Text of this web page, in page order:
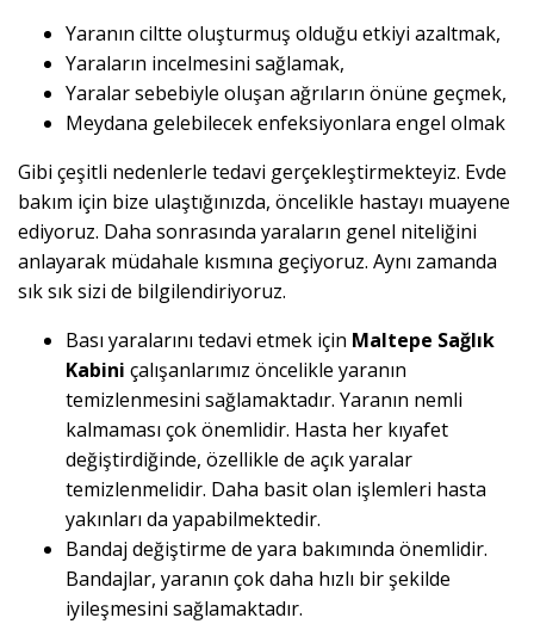
Yaranın ciltte oluşturmuş olduğu etkiyi azaltmak,
Yaraların incelmesini sağlamak,
Yaralar sebebiyle oluşan ağrıların önüne geçmek,
Meydana gelebilecek enfeksiyonlara engel olmak
Gibi çeşitli nedenlerle tedavi gerçekleştirmekteyiz. Evde
bakım için bize ulaştığınızda, öncelikle hastayı muayene
ediyoruz. Daha sonrasında yaraların genel niteliğini
anlayarak müdahale kısmına geçiyoruz. Aynı zamanda
sık sık sizi de bilgilendiriyoruz.
Bası yaralarını tedavi etmek için Maltepe Sağlık
Kabini çalışanlarımız öncelikle yaranın
temizlenmesini sağlamaktadır. Yaranın nemli
kalmaması çok önemlidir. Hasta her kıyafet
değiştirdiğinde, özellikle de açık yaralar
temizlenmelidir. Daha basit olan işlemleri hasta
yakınları da yapabilmektedir.
Bandaj değiştirme de yara bakımında önemlidir.
Bandajlar, yaranın çok daha hızlı bir şekilde
iyileşmesini sağlamaktadır.